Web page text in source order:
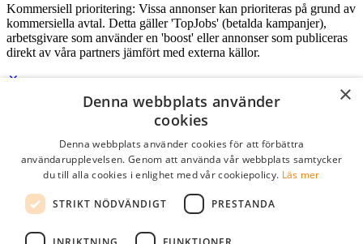
Kommersiell prioritering: Vissa annonser kan prioriteras på grund av
kommersiella avtal. Detta gäller 'TopJobs' (betalda kampanjer),
arbetsgivare som använder en 'boost' eller annonser som publiceras
direkt av våra partners jämfört med externa källor.
Logga in som företag
Lösenord
kom ihåg mig
logga in
×
Denna webbplats använder
cookies
Denna webbplats använder cookies för att förbättra
användarupplevelsen. Genom att använda vår webbplats samtycker
du till alla cookies i enlighet med vår cookiepolicy. Läs mer
STRIKT NÖDVÄNDIGT PRESTANDA